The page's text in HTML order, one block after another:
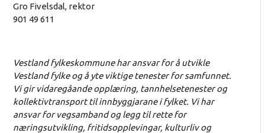
Gro Fivelsdal, rektor
901 49 611
Vestland fylkeskommune har ansvar for å utvikle
Vestland fylke og å yte viktige tenester for samfunnet.
Vi gir vidaregåande opplæring, tannhelsetenester og
kollektivtransport til innbyggjarane i fylket. Vi har
ansvar for vegsamband og legg til rette for
næringsutvikling, fritidsopplevingar, kulturliv og